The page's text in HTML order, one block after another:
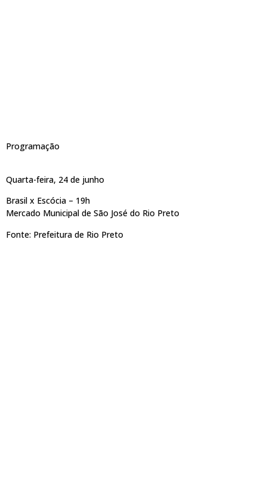
Programação
Quarta-feira, 24 de junho
Brasil x Escócia – 19h
Mercado Municipal de São José do Rio Preto
Fonte: Prefeitura de Rio Preto